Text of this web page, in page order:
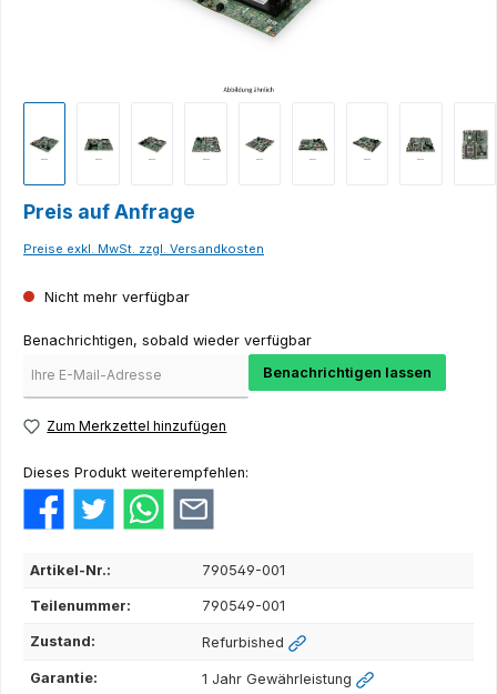
Preis auf Anfrage
Preise exkl. MwSt. zzgl. Versandkosten
Nicht mehr verfügbar
Benachrichtigen, sobald wieder verfügbar
Benachrichtigen lassen
Zum Merkzettel hinzufügen
Dieses Produkt weiterempfehlen:
Artikel-Nr.: 790549-001
Teilenummer: 790549-001
Zustand: Refurbished
Garantie: 1 Jahr Gewährleistung